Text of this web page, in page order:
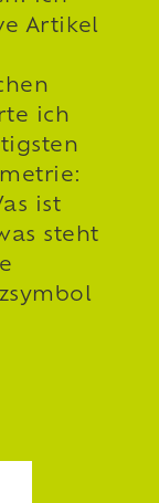
Artikel
ich
ist
steht